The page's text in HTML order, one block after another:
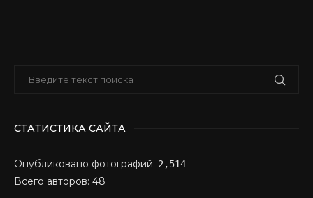
СТАТИСТИКА САЙТА
Опубликовано фотографий: 2,514
Всего авторов: 48